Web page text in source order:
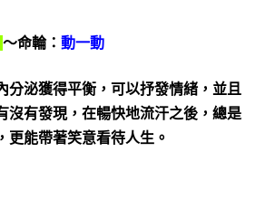
～命輪： 動一動
分泌獲得平衡，可以抒發情緒，並且
沒有發現，在暢快地流汗之後，總是
更能帶著笑意看待人生。